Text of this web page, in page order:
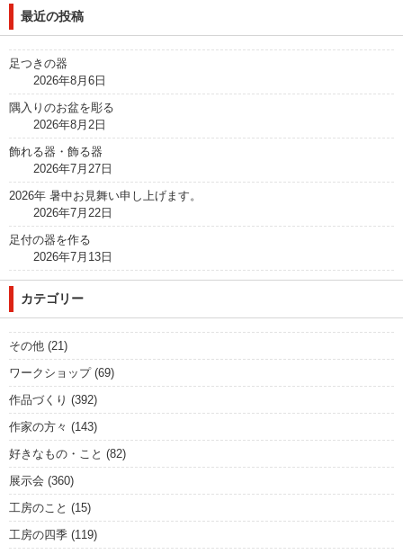
最近の投稿
足つきの器
2026年8月6日
隅入りのお盆を彫る
2026年8月2日
飾れる器・飾る器
2026年7月27日
2026年 暑中お見舞い申し上げます。
2026年7月22日
足付の器を作る
2026年7月13日
カテゴリー
その他 (21)
ワークショップ(69)
作品づくり (392)
作家の方々 (143)
好きなもの・こと (82)
展示会 (360)
工房のこと (15)
工房の四季 (119)